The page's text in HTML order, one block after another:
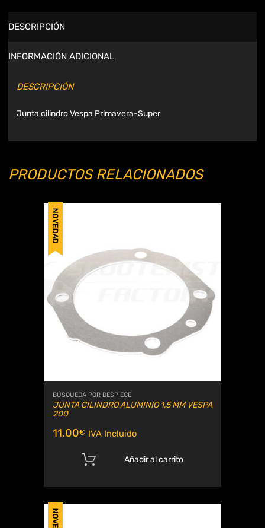
DESCRIPCIÓN
INFORMACIÓN ADICIONAL
DESCRIPCIÓN
Junta cilindro Vespa Primavera-Super
PRODUCTOS RELACIONADOS
NOVEDAD
BÚSQUEDA POR DESPIECE
JUNTA CILINDRO ALUMINIO 1,5 MM VESPA
200
11.00€ IVA Incluido
Añadir al carrito